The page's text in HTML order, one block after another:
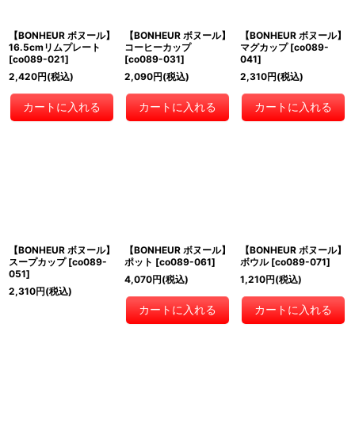
【BONHEUR ボヌール】
16.5cmリムプレート
[co089-021]
2,420円(税込)
カートに入れる
【BONHEUR ボヌール】
コーヒーカップ
[co089-031]
2,090円(税込)
カートに入れる
【BONHEUR ボヌール】
マグカップ [co089-
041]
2,310円(税込)
カートに入れる
【BONHEUR ボヌール】
スープカップ [co089-
051]
2,310円(税込)
【BONHEUR ボヌール】
ポット [co089-061]
4,070円(税込)
カートに入れる
【BONHEUR ボヌール】
ボウル [co089-071]
1,210円(税込)
カートに入れる